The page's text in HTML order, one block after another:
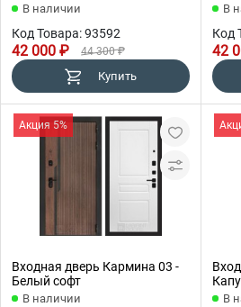
В наличии
Код Товара: 93592
42 000 ₽ 44 300 ₽
Купить
В
Код
42
Акция 5%
Входная дверь Кармина 03 -
Белый софт
В наличии В